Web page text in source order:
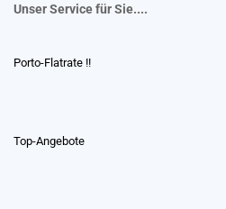
Unser Service für Sie....
Porto-Flatrate !!
Top-Angebote